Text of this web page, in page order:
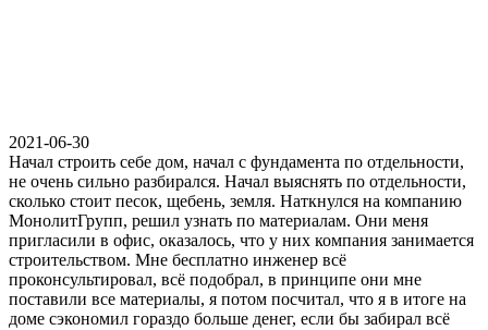
2021-06-30
Начал строить себе дом, начал с фундамента по отдельности,
не очень сильно разбирался. Начал выяснять по отдельности,
сколько стоит песок, щебень, земля. Наткнулся на компанию
МонолитГрупп, решил узнать по материалам. Они меня
пригласили в офис, оказалось, что у них компания занимается
строительством. Мне бесплатно инженер всё
проконсультировал, всё подобрал, в принципе они мне
поставили все материалы, я потом посчитал, что я в итоге на
доме сэкономил гораздо больше денег, если бы забирал всё